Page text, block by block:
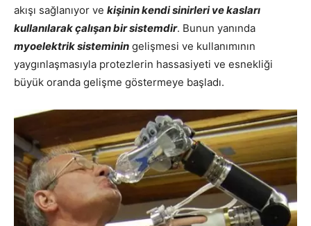
akışı sağlanıyor ve kişinin kendi sinirleri ve kasları
kullanılarak çalışan bir sistemdir. Bunun yanında
myoelektrik sisteminin gelişmesi ve kullanımının
yaygınlaşmasıyla protezlerin hassasiyeti ve esnekliği
büyük oranda gelişme göstermeye başladı.